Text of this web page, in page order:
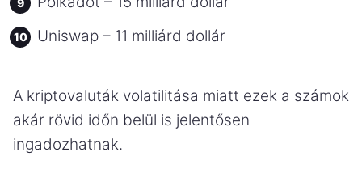
Uniswap – 11 milliárd dollár
A kriptovaluták volatilitása miatt ezek a számok
akár rövid időn belül is jelentősen
ingadozhatnak.